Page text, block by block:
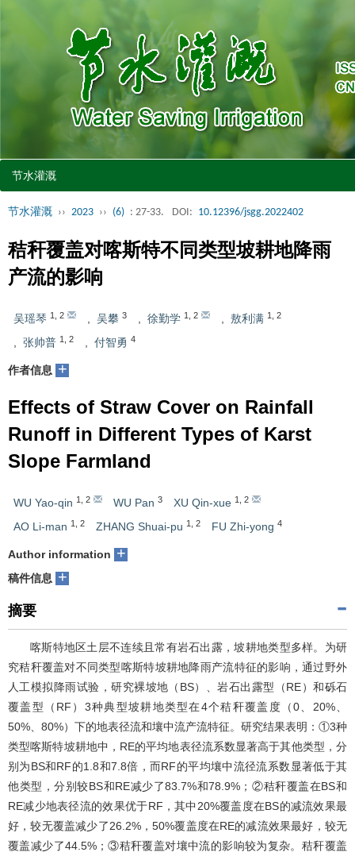
节水灌溉
节水灌溉 ›› 2023 ›› (6) : 27-33. DOI: 10.12396/jsgg.2022402
秸秆覆盖对喀斯特不同类型坡耕地降雨
产流的影响
吴瑶琴 1 2 吴攀 3 徐勤学 1 2 敖利满 1 2
张帅普 1 2 付智勇 4
作者信息 +
Effects of Straw Cover on Rainfall
Runoff in Different Types of Karst
Slope Farmland
WU Yao-qin 1 2 WU Pan 3 XU Qin-xue 1 2
AO Li-man 1 2 ZHANG Shuai-pu 1 2 FU Zhi-yong 4
Author information +
稿件信息 +
摘要
喀斯特地区土层不连续且常有岩石出露，坡耕地类型多样。为研
究秸秆覆盖对不同类型喀斯特坡耕地降雨产流特征的影响，通过野外
人工模拟降雨试验，研究裸坡地（BS）、岩石出露型（RE）和砾石
覆盖型（RF）3种典型坡耕地类型在4个秸秆覆盖度（0、20%、
50%、80%）下的地表径流和壤中流产流特征。研究结果表明：①3种
类型喀斯特坡耕地中，RE的平均地表径流系数显著高于其他类型，分
别为BS和RF的1.8和7.8倍，而RF的平均壤中流径流系数显著低于其
他类型，分别较BS和RE减少了83.7%和78.9%；②秸秆覆盖在BS和
RE减少地表径流的效果优于RF，其中20%覆盖度在BS的减流效果最
好，较无覆盖减少了26.2%，50%覆盖度在RE的减流效果最好，较无
覆盖减少了44.5%；③秸秆覆盖对壤中流的影响较为复杂。秸秆覆盖